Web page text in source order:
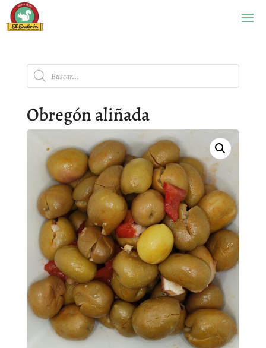
Búsqueda
de
productos
Obregón aliñada